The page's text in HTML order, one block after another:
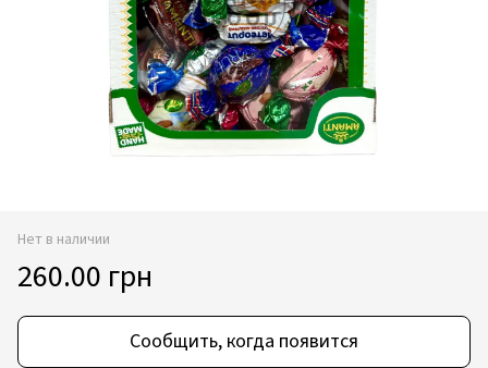
Нет в наличии
260.00 грн
Сообщить, когда появится